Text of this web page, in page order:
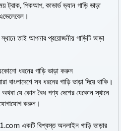
ট্রাক, পিকআপ, কাভার্ড ভ্যান গাড়ি ভাড়া
তাই আপনার প্রয়োজনীয় গাড়িটি ভাড়া
ধরনের গাড়ি ভাড়া করুন
সব ধরনের গাড়ি ভাড়া দিয়ে থাকি।
অথবা যে কোন বৈধ পণ্য দেশের যেকোন স্থানে
করুন।
একটি বিশ্বস্ত অনলাইন গাড়ি ভাড়ার